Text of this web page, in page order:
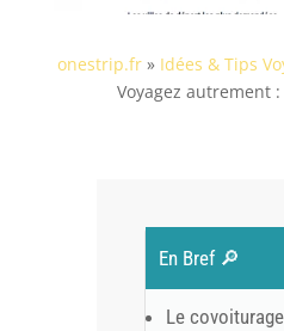
onestrip.fr» Idées & Tips
Voyagez autrement
En Bref 🔎
Le